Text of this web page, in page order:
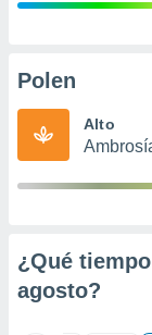
publicidad
de
Polen
Alto
¿Qué
agosto?